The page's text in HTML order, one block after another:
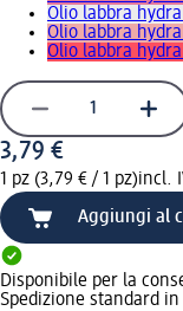
Olio labbra
Olio labbra
Olio labbra
3,79 €
1 pz (3,79 € / 1 pz)incl.
Aggiungi al
Disponibile per la
Spedizione standard